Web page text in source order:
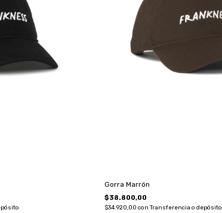
Gorra Marrón
$38.800,00
$34.920,00 con Transferencia o depósito